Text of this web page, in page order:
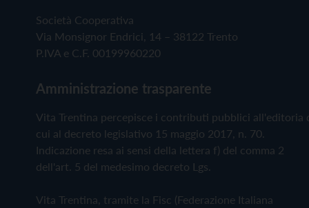
Società Cooperativa
Via Monsignor Endrici, 14 – 38122 Trento
P.IVA e C.F. 00199960220
Amministrazione trasparente
Vita Trentina percepisce i contributi pubblici all'editoria
cui al decreto legislativo 15 maggio 2017, n. 70.
Indicazione resa ai sensi della lettera f) del comma 2
dell'art. 5 del medesimo decreto Lgs.
Vita Trentina, tramite la Fisc (Federazione Italiana